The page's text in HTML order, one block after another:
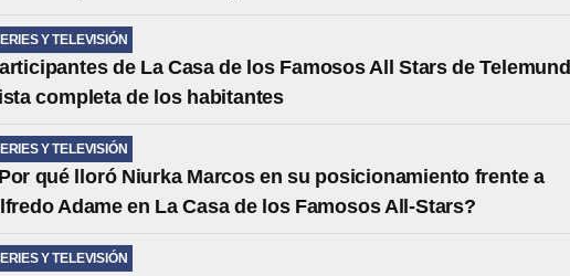
Y TELEVISIÓN
de La Casa de los Famosos All Stars de
completa de los habitantes
Y TELEVISIÓN
qué lloró Niurka Marcos en su posicionamiento frente a
Adame en La Casa de los Famosos All-Stars?
Y TELEVISIÓN